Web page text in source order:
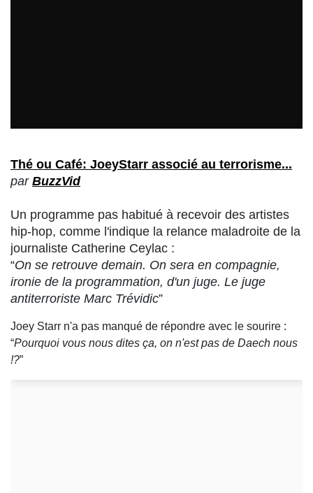
Thé ou Café: JoeyStarr associé au terrorisme...
par BuzzVid
Un programme pas habitué à recevoir des artistes
hip-hop, comme l'indique la relance maladroite de la
journaliste Catherine Ceylac :
“On se retrouve demain. On sera en compagnie,
ironie de la programmation, d'un juge. Le juge
antiterroriste Marc Trévidic”
Joey Starr n'a pas manqué de répondre avec le sourire :
“Pourquoi vous nous dites ça, on n'est pas de Daech nous
!?”